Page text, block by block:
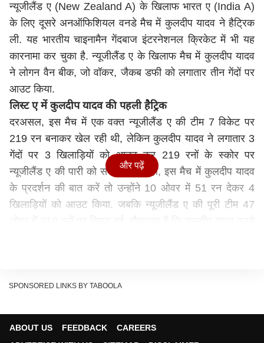
न्यूजीलैंड ए (New Zealand A) के खिलाफ भारत ए (India A)
के लिए दूसरे अनऑफिशियल वनडे मैच में कुलदीप यादव ने हैट्रिक
ली. यह भारतीय चाइनामैन गेंदबाज इंटरनेशनल क्रिकेट में भी यह
कारनामा कर चुका है. न्यूजीलैंड ए के खिलाफ मैच में कुलदीप यादव
ने लोगन वैन बीक, जो वॉकर, जैकब डफी को लगातार तीन गेंदों पर
आउट किया.
लिस्ट ए में कुलदीप यादव की पहली हैट्रिक
दरअसल, इस मैच में एक वक्त न्यूजीलैंड ए की टीम 7 विकेट पर
219 रन बनाकर खेल रही थी, लेकिन कुलदीप यादव ने लगातार 3
गेंदों पर 3 खिलाड़ियों को आउट कर 219 रनों के स्कोर पर
न्यूजीलैंड ए की पारी को समेट दिया. वही, इस मैच में कुलदीप यादव
के प्रदर्शन की बात करें तो उन्होंने 10 ओवर में 51 रन देकर 4
खिलाड़ियों को आउट किया. जबकि न्यूजीलैंड ए की पूरी टीम 47
खिलाफ मैच में हैट्रिक ली थी, यह मैच कोलकाता के ईडेन गार्डेन्स में
और पढ़ें
SPONSORED LINKS BY TABOOLA
ABOUT US FEEDBACK
CAREERS